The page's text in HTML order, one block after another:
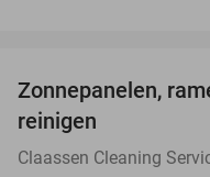
Zonnepanelen,
reinigen
Claassen Cleaning